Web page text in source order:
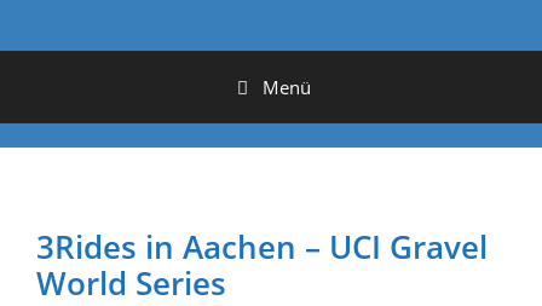
Menü
3Rides in Aachen – UCI Gravel
World Series